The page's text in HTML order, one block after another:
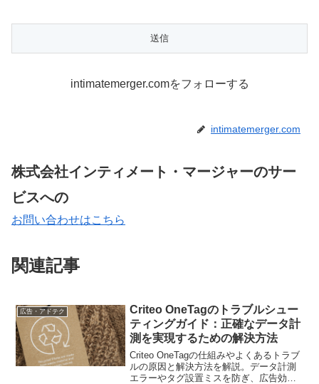
intimatemerger.comをフォローする
intimatemerger.com
株式会社インティメート・マージャーのサー
ビスへの
お問い合わせはこちら
関連記事
広告・アドテク
Criteo OneTagのトラブルシュー
ティングガイド：正確なデータ計
測を実現するための解決方法
Criteo OneTagの仕組みやよくあるトラブ
ルの原因と解決方法を解説。データ計測
エラーやタグ設置ミスを防ぎ、広告効果